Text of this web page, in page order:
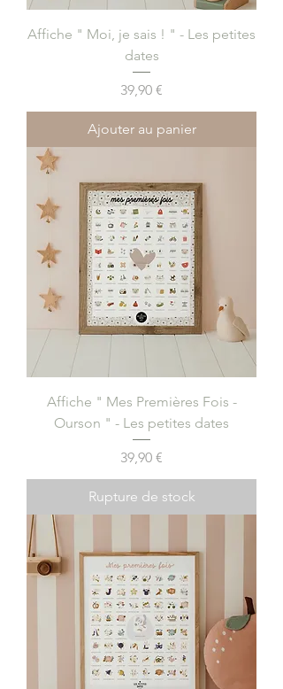
Affiche " Moi, je sais ! " - Les petites
dates
Prix
39,90 €
Ajouter au panier
Affiche " Mes Premières Fois -
Ourson " - Les petites dates
Prix
39,90 €
Rupture de stock